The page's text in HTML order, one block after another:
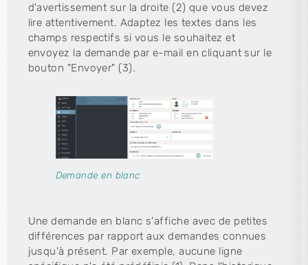
d'avertissement sur la droite (2) que vous devez
lire attentivement. Adaptez les textes dans les
champs respectifs si vous le souhaitez et
envoyez la demande par e-mail en cliquant sur le
bouton "Envoyer" (3).
Demande en blanc
Une demande en blanc s'affiche avec de petites
différences par rapport aux demandes connues
jusqu'à présent. Par exemple, aucune ligne